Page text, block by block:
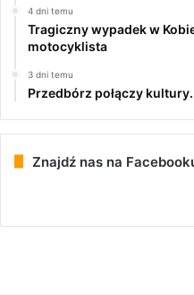
4 dni temu
Tragiczny wypadek w
motocyklista
3 dni temu
Przedbórz połączy
Znajdź nas na